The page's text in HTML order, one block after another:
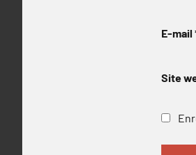
E-mail
Site